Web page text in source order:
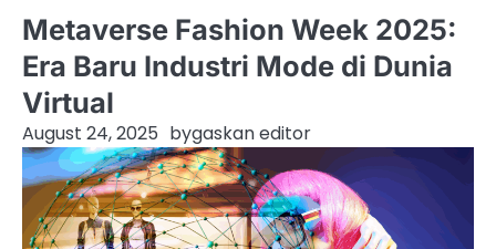
Metaverse Fashion Week 2025:
Era Baru Industri Mode di Dunia
Virtual
August 24, 2025 bygaskan editor